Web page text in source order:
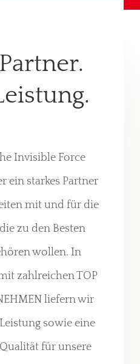
Invisible Force
ein starkes Partner
mit und für die
zu den Besten
wollen. In
zahlreichen TOP
liefern wir
sowie eine
für unsere